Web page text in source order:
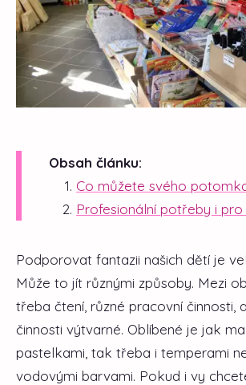
Obsah článku:
Co můžete svého
Profesionální potřeby i pro
Podporovat fantazii našich dětí je
Může to jít různými způsoby. Mezi
třeba čtení, různé pracovní činnosti,
činnosti výtvarné. Oblíbené je jak
pastelkami, tak třeba i temperami
vodovými barvami. Pokud i vy